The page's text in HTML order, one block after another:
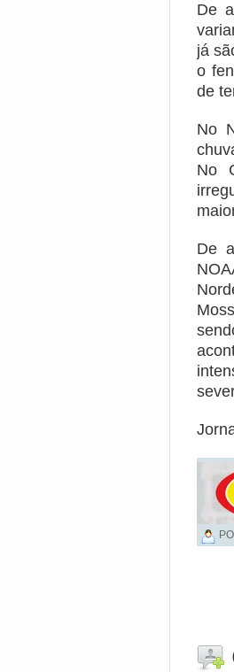
De
já
o
de
No
No
De